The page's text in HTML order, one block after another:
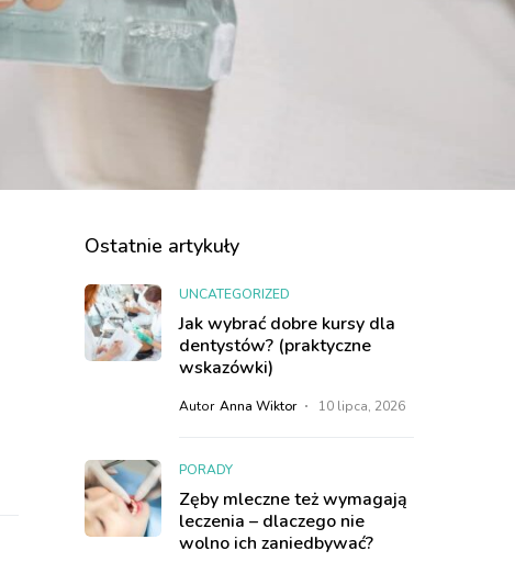
Ostatnie artykuły
UNCATEGORIZED
Jak wybrać dobre kursy dla
dentystów? (praktyczne
wskazówki)
Autor Anna Wiktor 10 lipca, 2026
PORADY
Zęby mleczne też wymagają
leczenia – dlaczego nie
wolno ich zaniedbywać?